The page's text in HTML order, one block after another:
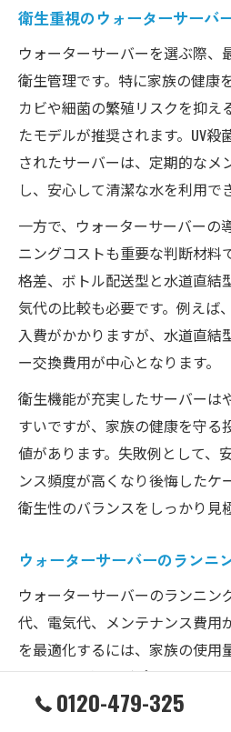
衛生重視のウォーターサーバ
ウォーターサーバーを選ぶ際、
衛生管理です。特に家族の健康
カビや細菌の繁殖リスクを抑え
たモデルが推奨されます。UV
されたサーバーは、定期的なメ
し、安心して清潔な水を利用で
一方で、ウォーターサーバーの
ニングコストも重要な判断材料
格差、ボトル配送型と水道直結
気代の比較も必要です。例えば
入費がかかりますが、水道直結
ー交換費用が中心となります。
衛生機能が充実したサーバーは
すいですが、家族の健康を守る
値があります。失敗例として、
ンス頻度が高くなり後悔したケ
衛生性のバランスをしっかり見
ウォーターサーバーのランニ
ウォーターサーバーのランニン
代、電気代、メンテナンス費用
を最適化するには、家族の使用
ったプラン選びがポイントとな
が多い家庭では、定額制や大容
0120-479-325